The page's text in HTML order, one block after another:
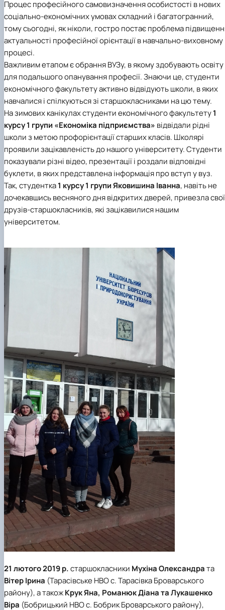
Проєкт «Розвиток лідерських навичок жінок
та мереж для забезпечення рівності у …
Процес професійного самовизначення особистості в нових
соціально-економічних умовах складний і багатогранний,
тому сьогодні, як ніколи, гостро постає проблема
актуальності професійної орієнтації в навчально-виховному
процесі.
Важливим етапом є обрання ВУЗу, в якому здобувають освіту
для подальшого опанування професії. Знаючи це, студенти
економічного факультету активно відвідують школи, в яких
навчалися і спілкуються зі старшокласниками на цю тему.
На зимових канікулах студенти економічного факультету1
курсу 1 групи «Економіка підприємства» відвідали рідні
школи з метою профорієнтації старших класів. Школярі
проявили зацікавленість до нашого університету. Студенти
показували різні відео, презентації і роздали відповідні
буклети, в яких представлена інформація про вступ у вуз.
Так, студентка1 курсу 1 групи Яковишина Іванна, навіть не
дочекавшись весняного дня відкритих дверей, привезла
друзів-старшокласників, які зацікавилися нашим
університетом.
21 лютого 2019 р.старшокласники Мухіна Олександрата
Вітер Ірина (Тарасівське НВО с. Тарасівка Броварського
району), а такожКрук Яна, Романюк Діана та Лукашенко
Віра (Бобрицький НВО с. Бобрик Броварського району),